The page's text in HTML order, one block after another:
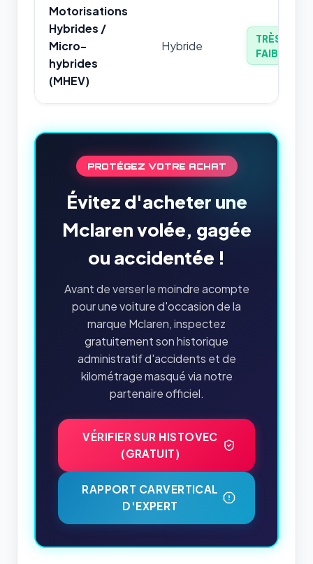
Motorisations
Hybrides /
Micro-
hybrides
(MHEV)
Hybride
TRÈS
FAIBLE
PROTÉGEZ VOTRE ACHAT
Évitez d'acheter une
Mclaren volée, gagée
ou accidentée !
Avant de verser le moindre acompte
pour une voiture d'occasion de la
marque Mclaren, inspectez
gratuitement son historique
administratif d'accidents et de
kilométrage masqué via notre
partenaire officiel.
VÉRIFIER SUR HISTOVEC
(GRATUIT)
RAPPORT CARVERTICAL
D'EXPERT